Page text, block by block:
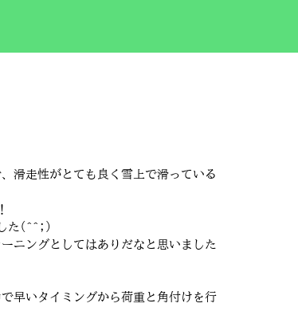
滑走性がとても良く雪上で滑っている
た(^^;)
ニングとしてはありだなと思いました
早いタイミングから荷重と角付けを行